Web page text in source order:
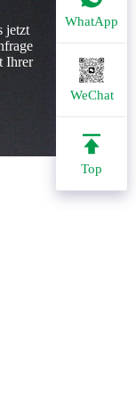
WhatApp
WeChat
Top
jetzt
Ihrer